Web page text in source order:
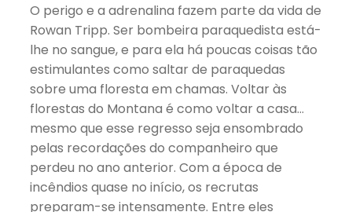
O perigo e a adrenalina fazem parte da vida de
Rowan Tripp. Ser bombeira paraquedista está-
lhe no sangue, e para ela há poucas coisas tão
estimulantes como saltar de paraquedas
sobre uma floresta em chamas. Voltar às
florestas do Montana é como voltar a casa…
mesmo que esse regresso seja ensombrado
pelas recordações do companheiro que
perdeu no ano anterior. Com a época de
incêndios quase no início, os recrutas
preparam-se intensamente. Entre eles